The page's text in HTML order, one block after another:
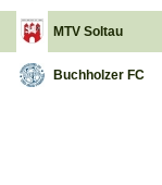
MTV Soltau
Buchholzer FC